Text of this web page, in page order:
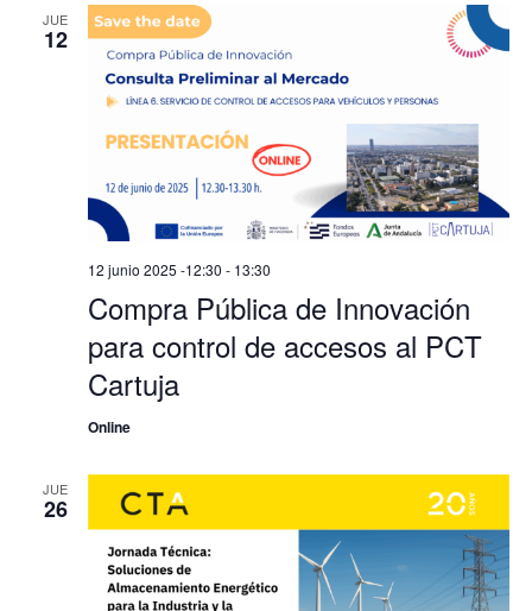
JUE
12
Compra Pública de Innovación
para control de accesos al PCT
Cartuja
12 junio 2025 -12:30 - 13:30
Online
JUE
26